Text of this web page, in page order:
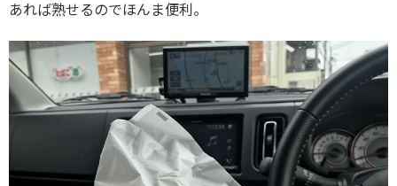
あれば熟せるのでほんま便利。